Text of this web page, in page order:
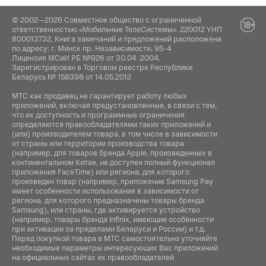
Комплектация:
Инструкция / Дата кабель / Адаптер питания
Стандарт Bluetooth:
6.0
Интерфейс подключения:
USB Type-C
NFC:
Да
Навигация:
GPS / ГЛОНАСС / BeiDou / Galileo / A-GPS
© 2002—2026 Совместное общество с ограниченной
ответственностью «Мобильные ТелеСистемы». 220012 УНП
800013732, Книга замечаний и предложений расположена
по адресу: г. Минск пр. Независимости, 95-4
Лицензия МСиИ РБ №926 от 30.04 .2004.
Зарегистрирован в Торговом реестре Республики
Беларусь № 158398 от 14.05.2012
МТС как продавец не гарантирует работу любых
приложений, включая предустановленные, в связи с тем,
что их доступность и программные ограничения
определяются правообладателями таких приложений и
(или) производителем товара, в том числе в зависимости
от страны или территории производства товара
(например, для товаров бренда Apple, произведенных в
континентальном Китае, не доступен полный функционал
приложения FaceTime) или региона, для которого
произведен товар (например, приложение Samsung Pay
имеет особенности использования в зависимости от
региона, для которого предназначены товары бренда
Samsung), или страны, где активируется устройство
(например, товары бренда Infiniх, имеющие особенности
при активации за пределами Беларуси и России) и т.д.
Перед покупкой товара в МТС самостоятельно уточняйте
необходимые параметры интересующих Вас приложений
на официальных сайтах их правообладателей